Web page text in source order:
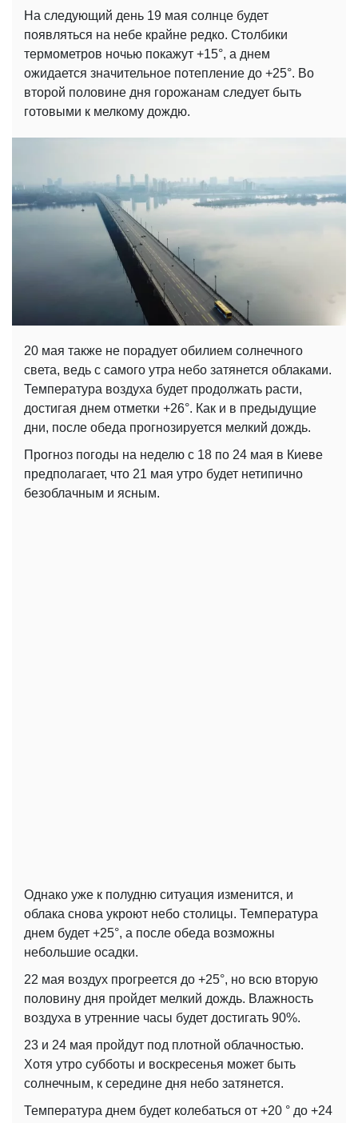
На следующий день 19 мая солнце будет
появляться на небе крайне редко. Столбики
термометров ночью покажут +15°, а днем ​​
ожидается значительное потепление до +25°. Во
второй половине дня горожанам следует быть
готовыми к мелкому дождю.
20 мая также не порадует обилием солнечного
света, ведь с самого утра небо затянется облаками.
Температура воздуха будет продолжать расти,
достигая днем ​​отметки +26°. Как и в предыдущие
дни, после обеда прогнозируется мелкий дождь.
Прогноз погоды на неделю с 18 по 24 мая в Киеве
предполагает, что 21 мая утро будет нетипично
безоблачным и ясным.
Однако уже к полудню ситуация изменится, и
облака снова укроют небо столицы. Температура
днем ​​будет +25°, а после обеда возможны
небольшие осадки.
22 мая воздух прогреется до +25°, но всю вторую
половину дня пройдет мелкий дождь. Влажность
воздуха в утренние часы будет достигать 90%.
23 и 24 мая пройдут под плотной облачностью.
Хотя утро субботы и воскресенья может быть
солнечным, к середине дня небо затянется.
Температура днем ​​будет колебаться от +20 ° до +24